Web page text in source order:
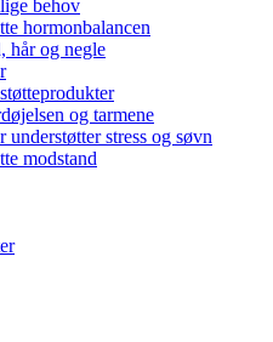
behov
hormonbalancen
hår og negle
og tarmene
stress og søvn
modstand